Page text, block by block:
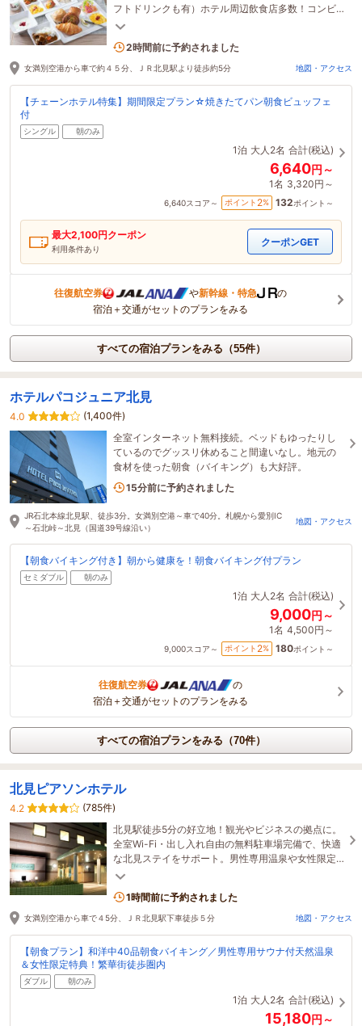
フトドリンクも有）ホテル周辺飲食店多数！コンビ
ニまで徒歩１分！北見駅徒歩５分の好立地！
3名がこの宿を見ています
2時間前に予約されました
女満別空港から車で約４５分、ＪＲ北見駅より徒歩約5分 地図・アクセス
【チェーンホテル特集】期間限定プラン☆焼きたてパン朝食ビュッフェ
付
シングル 朝のみ
1泊 大人2名 合計(税込)
6,640円～
1名 3,320円～
6,640スコア～ ポイント 2% 132ポイント～
最大2,100円クーポン
利用条件あり
クーポンGET
往復航空券 や新幹線・特急
の
宿泊＋交通がセットのプランをみる
すべての宿泊プランをみる（55件）
ホテルパコジュニア北見
4.0
(1,400件)
全室インターネット無料接続。ベッドもゆったりし
ているのでグッスリ休めること間違いなし。地元の
食材を使った朝食（バイキング）も大好評。
1名がこの宿を見ています
JR石北本線北見駅、徒歩3分。女満別空港～車で40分。札幌から愛別IC
～石北峠～北見（国道39号線沿い）
地図・アクセス
【朝食バイキング付き】朝から健康を！朝食バイキング付プラン
セミダブル 朝のみ
1泊 大人2名 合計(税込)
9,000円～
1名 4,500円～
9,000スコア～ ポイント 2% 180ポイント～
往復航空券
の
宿泊＋交通がセットのプランをみる
すべての宿泊プランをみる（70件）
北見ピアソンホテル
4.2
(785件)
北見駅徒歩5分の好立地！観光やビジネスの拠点に。
全室Wi-Fi・出し入れ自由の無料駐車場完備で、快適
な北見ステイをサポート。男性専用温泉や女性限定
特典など、充実の設備で皆様をお迎えします。
1時間前に予約されました
女満別空港から車で４5分、ＪＲ北見駅下車徒歩５分 地図・アクセス
【朝食プラン】和洋中40品朝食バイキング／男性専用サウナ付天然温泉
＆女性限定特典！繁華街徒歩圏内
ダブル 朝のみ
1泊 大人2名 合計(税込)
15,180円～